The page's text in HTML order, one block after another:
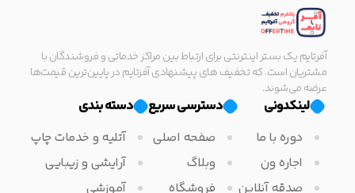
آفرتایم یک بستر اینترنتی برای ارتباط بین مراکز خدماتی و فروشندگان با
مشتریان است. که تخفیف های پیشنهادی آفرتایم در پایین‌ترین قیمت‌ها
عرضه می‌شوند.
لینکدونی
دوره با ما
اجاره ون
صدقه آنلاین
دسترسی سریع
صفحه اصلی
وبلاگ
فروشگاه
دسته بندی
آتلیه و خدمات چاپ
آرایشی و زیبایی
آموزشی